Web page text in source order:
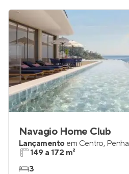
Navagio Home Club
Lançamento em Centro, Penha
149 a 172 m²
3